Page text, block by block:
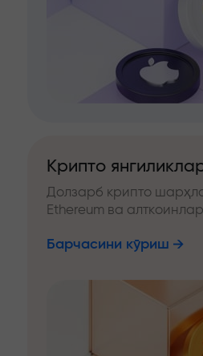
Крипто
Долзарб крипто
Ethereum ва алткоинлар
Барчасини кўриш